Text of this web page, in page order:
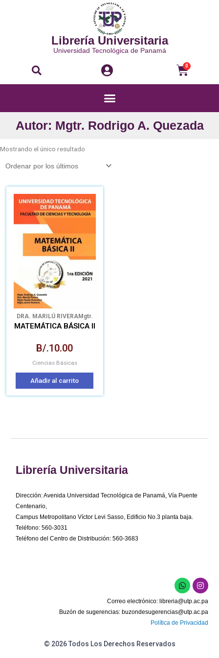
Librería Universitaria
Universidad Tecnológica de Panamá
Buscar 0
Menú
Autor: Mgtr. Rodrigo A. Quezada
Mostrando el único resultado
DRA. MARILÚ RIVERAMgtr.
Jaime RomeroMgtr. Rodrigo
A. Quezada Mgtr. Yexely
MATEMÁTICA BÁSICA II
B/.10.00
Ciencias Básicas
Añadir al carrito
Librería Universitaria
Dirección: Avenida Universidad Tecnológica de Panamá, Vía Puente
Centenario,
Campus Metropolitano Víctor Levi Sasso, Edificio No.3 planta baja.
Teléfono: 560-3031
Teléfono del Centro de Distribución: 560-3683
W
h
a
t
s
a
p
I
n
s
t
a
g
r
Correo electrónico: libreria@utp.ac.pa
Buzón de sugerencias: buzondesugerencias@utp.ac.pa
Política de Privacidad
© 2026 Todos Los Derechos Reservados